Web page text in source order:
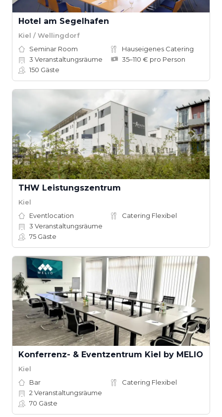
Hotel am Segelhafen
Kiel / Wellingdorf
Seminar Room
Hauseigenes Catering
3 Veranstaltungsräume
35–110 € pro Person
150 Gäste
THW Leistungszentrum
Kiel
Eventlocation
Catering Flexibel
3 Veranstaltungsräume
75 Gäste
Konferrenz- & Eventzentrum Kiel by MELIO
Kiel
Bar
Catering Flexibel
2 Veranstaltungsräume
70 Gäste